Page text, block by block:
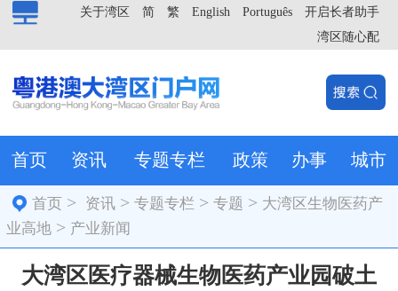
开启长者助手
Português
English
繁
简
关于湾区
湾区随心配
首页 资讯 专题专栏 政策 办事 城市
首页 > 资讯 >专题专栏 >专题 > 大湾区生物医药产
业高地 > 产业新闻
大湾区医疗器械生物医药产业园破土